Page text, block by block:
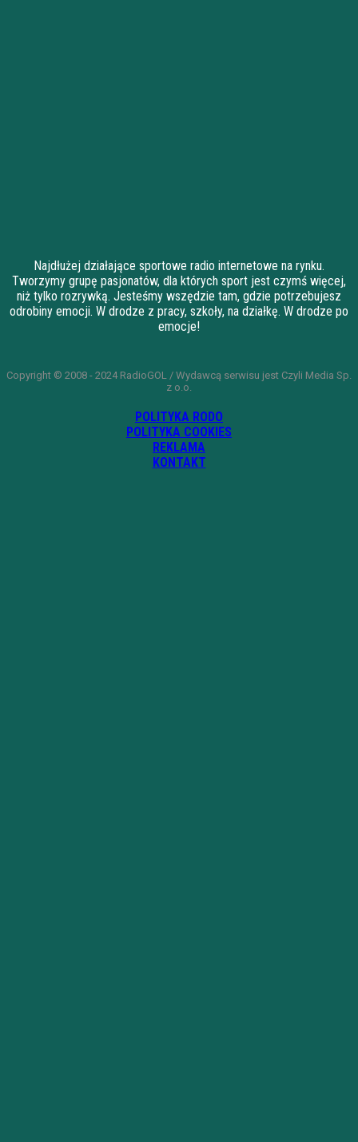
Najdłużej działające sportowe radio internetowe na rynku.
Tworzymy grupę pasjonatów, dla których sport jest czymś więcej,
niż tylko rozrywką. Jesteśmy wszędzie tam, gdzie potrzebujesz
odrobiny emocji. W drodze z pracy, szkoły, na działkę. W drodze po
emocje!
Copyright © 2008 - 2024 RadioGOL / Wydawcą serwisu jest Czyli Media Sp.
z o.o.
POLITYKA RODO
POLITYKA COOKIES
REKLAMA
KONTAKT